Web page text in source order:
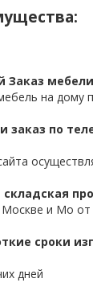
Заказ
на дому
заказ по
Москве и Мо от
сроки
дней